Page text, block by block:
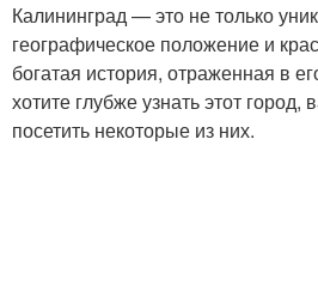
Калининград — это не только
географическое положение и
богатая история, отраженная в
хотите глубже узнать этот город,
посетить некоторые из них.